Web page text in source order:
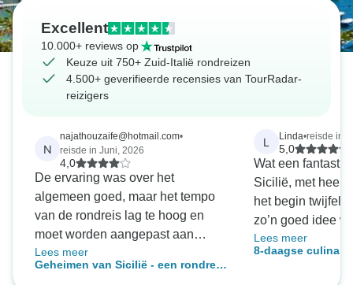
Excellent
10.000+ reviews op
Keuze uit 750+ Zuid-Italië rondreizen
4.500+ geverifieerde recensies van TourRadar-
reizigers
N
najathouzaife@hotmail.com•
reisde in Juni, 2026
4,0
De ervaring was over het
algemeen goed, maar het tempo
van de rondreis lag te hoog en
moet worden aangepast aan
oudere groepen. De hotels waren
prima, behalve Il Prencipe, dat ik
Lees meer
Geheimen van Sicilië - een rondreis
L Linda•reisde in
5,0
Wat een
Sicilië, met
het begin
zo’n goed idee
verschillende
tijdens de reis,
is top en het is
Lees meer
8-daagse